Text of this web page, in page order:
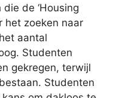
de ‘Housing
het zoeken naar
aantal
Studenten
gekregen, terwijl
Studenten